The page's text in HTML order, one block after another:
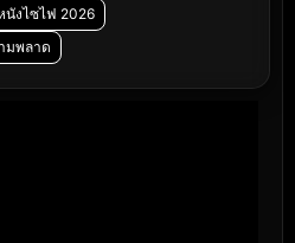
นังไซไฟ 2026
มพลาด